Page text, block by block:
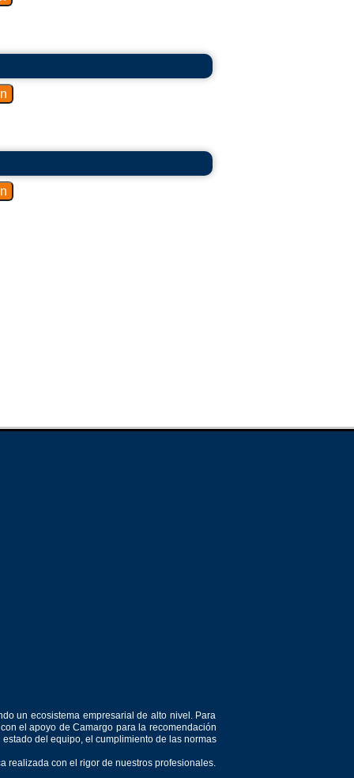
un ecosistema empresarial de alto nivel. Para
el apoyo de Camargo para la recomendación
del equipo, el cumplimiento de las normas
realizada con el rigor de nuestros profesionales.